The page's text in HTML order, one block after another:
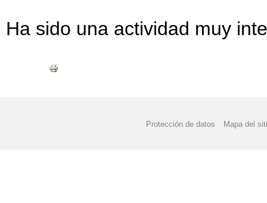
Ha sido una actividad muy
Protección de datos Mapa del